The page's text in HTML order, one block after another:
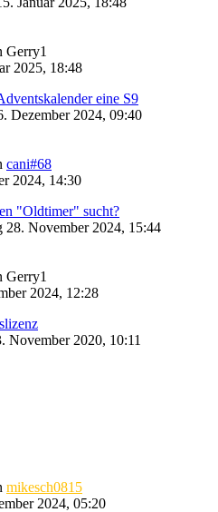
Gerry1
2025, 18:48
eine S9
Dezember 2024, 09:40
cani#68
2024, 14:30
"Oldtimer" sucht?
28. November 2024, 15:44
Gerry1
2024, 12:28
November 2020, 10:11
mikesch0815
2024, 05:20